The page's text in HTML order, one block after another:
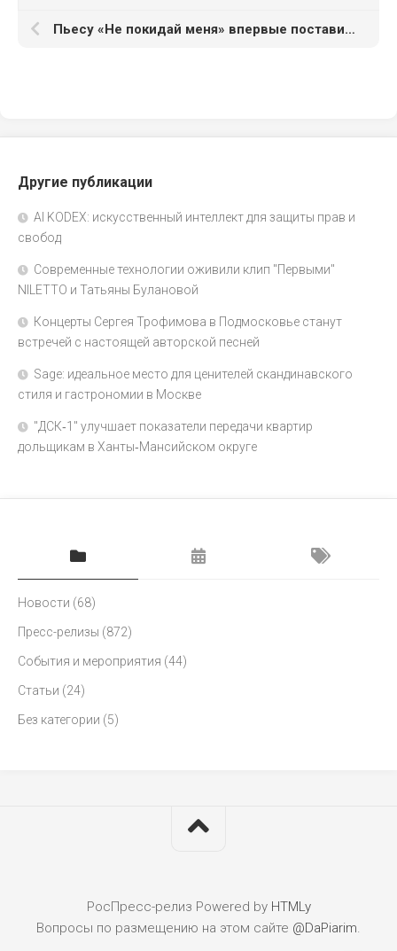
Пьесу «Не покидай меня» впервые поставили в ЦДКЖ
Другие публикации
AI KODEX: искусственный интеллект для защиты прав и
свобод
Современные технологии оживили клип "Первыми"
NILETTO и Татьяны Булановой
Концерты Сергея Трофимова в Подмосковье станут
встречей с настоящей авторской песней
Sage: идеальное место для ценителей скандинавского
стиля и гастрономии в Москве
"ДСК‑1" улучшает показатели передачи квартир
дольщикам в Ханты‑Мансийском округе
Новости (68)
Пресс-релизы (872)
События и мероприятия (44)
Статьи (24)
Без категории (5)
РосПресс-релиз Powered by HTMLy
Вопросы по размещению на этом сайте @DaPiarim.